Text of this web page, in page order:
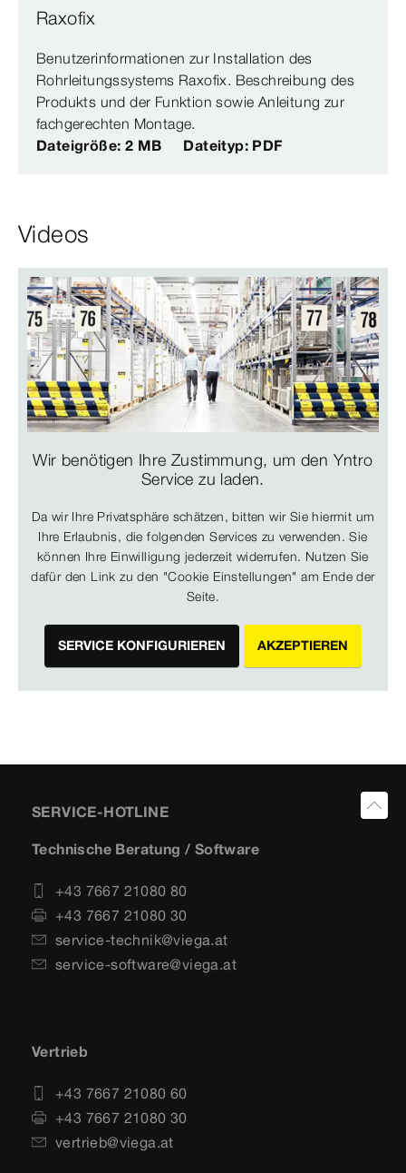
Raxofix
Benutzerinformationen zur Installation des
Rohrleitungssystems Raxofix. Beschreibung des
Produkts und der Funktion sowie Anleitung zur
fachgerechten Montage.
Dateigröße: 2 MB
Dateityp: PDF
Videos
Wir benötigen Ihre Zustimmung, um den Yntro
Service zu laden.
Da wir Ihre Privatsphäre schätzen, bitten wir Sie hiermit um
Ihre Erlaubnis, die folgenden Services zu verwenden. Sie
können Ihre Einwilligung jederzeit widerrufen. Nutzen Sie
dafür den Link zu den "Cookie Einstellungen" am Ende der
Seite.
SERVICE KONFIGURIEREN AKZEPTIEREN
SERVICE-HOTLINE
Technische Beratung / Software
+43 7667 21080 80
+43 7667 21080 30
service-technik@viega.at
service-software@viega.at
Vertrieb
+43 7667 21080 60
+43 7667 21080 30
vertrieb@viega.at